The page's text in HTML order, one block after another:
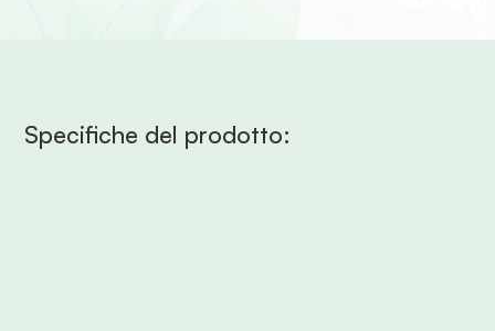
Specifiche del prodotto: